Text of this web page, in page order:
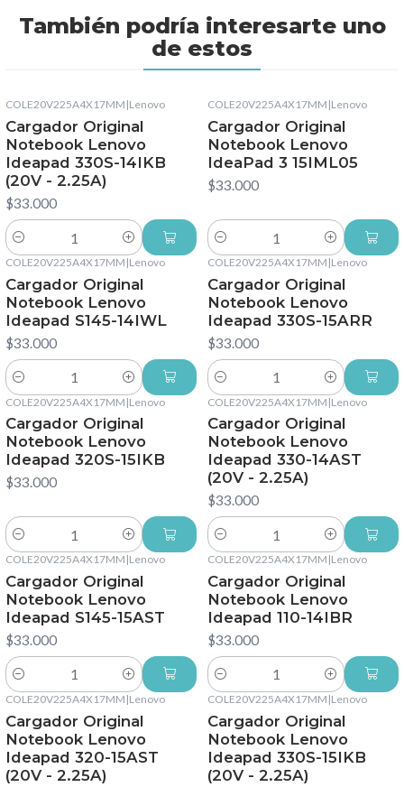
También podría interesarte uno
de estos
COLE20V225A4X17MM |Lenovo
Cargador Original
Notebook Lenovo
Ideapad 330S-14IKB
(20V - 2.25A)
$33.000
Cantidad
COLE20V225A4X17MM |Lenovo
Cargador Original
Notebook Lenovo
IdeaPad 3 15IML05
$33.000
Cantidad
COLE20V225A4X17MM |Lenovo
Cargador Original
Notebook Lenovo
Ideapad S145-14IWL
$33.000
Cantidad
COLE20V225A4X17MM |Lenovo
Cargador Original
Notebook Lenovo
Ideapad 330S-15ARR
$33.000
Cantidad
COLE20V225A4X17MM |Lenovo
Cargador Original
Notebook Lenovo
Ideapad 320S-15IKB
$33.000
Cantidad
COLE20V225A4X17MM |Lenovo
Cargador Original
Notebook Lenovo
Ideapad 330-14AST
(20V - 2.25A)
$33.000
Cantidad
COLE20V225A4X17MM |Lenovo
Cargador Original
Notebook Lenovo
Ideapad S145-15AST
$33.000
Cantidad
COLE20V225A4X17MM |Lenovo
Cargador Original
Notebook Lenovo
Ideapad 110-14IBR
$33.000
Cantidad
COLE20V225A4X17MM |Lenovo
Cargador Original
Notebook Lenovo
Ideapad 320-15AST
(20V - 2.25A)
COLE20V225A4X17MM |Lenovo
Cargador Original
Notebook Lenovo
Ideapad 330S-15IKB
(20V - 2.25A)